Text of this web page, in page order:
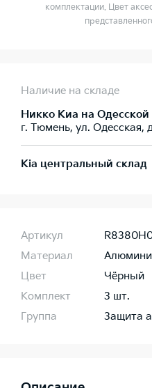
комплектации. Цвет
Наличие на складе
Никко Kиа на Одесской
г. Тюмень, ул. Одесская,
Kia центральный склад
Артикул
Материал
Цвет
Чёрный
Комплект
3 шт.
Группа
Защита